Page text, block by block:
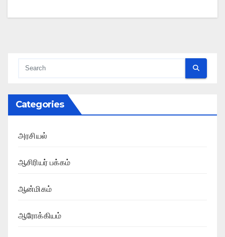
Categories
அரசியல்
ஆசிரியர் பக்கம்
ஆன்மிகம்
ஆரோக்கியம்